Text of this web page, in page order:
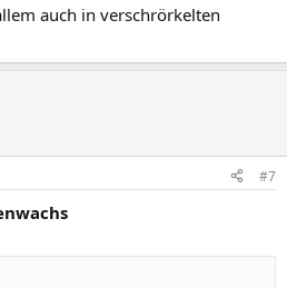
auch in verschrörkelten
#7